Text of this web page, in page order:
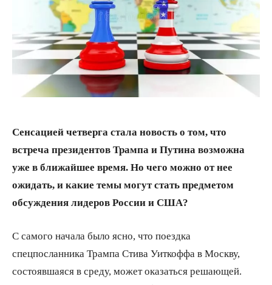
Сенсацией четверга стала новость о том, что
встреча президентов Трампа и Путина возможна
уже в ближайшее время. Но чего можно от нее
ожидать, и какие темы могут стать предметом
обсуждения лидеров России и США?
С самого начала было ясно, что поездка
спецпосланника Трампа Стива Уиткоффа в Москву,
состоявшаяся в среду, может оказаться решающей.